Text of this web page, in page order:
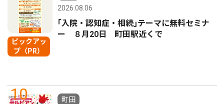
ピックアッ
プ（PR）
2026.08.06
｢入院・認知症・相続｣テーマに無料セミナ
ー ８月20日 町田駅近くで
10
町田